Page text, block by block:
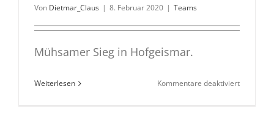
Von Dietmar_Claus | 8. Februar 2020 | Teams
Mühsamer Sieg in Hofgeismar.
Weiterlesen Kommentare deaktiviertfür